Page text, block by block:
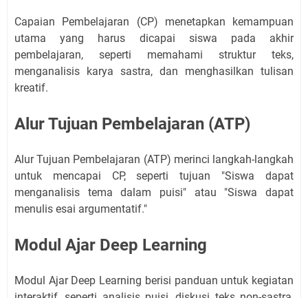
Capaian Pembelajaran (CP) menetapkan kemampuan
utama yang harus dicapai siswa pada akhir
pembelajaran, seperti memahami struktur teks,
menganalisis karya sastra, dan menghasilkan tulisan
kreatif.
Alur Tujuan Pembelajaran (ATP)
Alur Tujuan Pembelajaran (ATP) merinci langkah-langkah
untuk mencapai CP, seperti tujuan "Siswa dapat
menganalisis tema dalam puisi" atau "Siswa dapat
menulis esai argumentatif."
Modul Ajar Deep Learning
Modul Ajar Deep Learning berisi panduan untuk kegiatan